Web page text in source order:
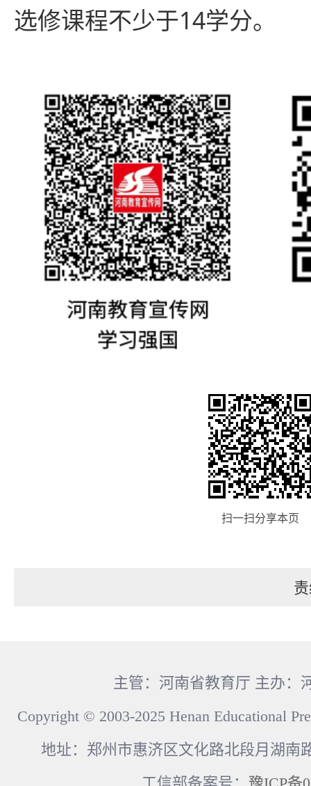
选修课程不少于14学分。
扫一扫分享本页
主管：河南省教育厅 主办：
Copyright © 2003-2025 Henan Educational
地址：郑州市惠济区文化路北段月湖南